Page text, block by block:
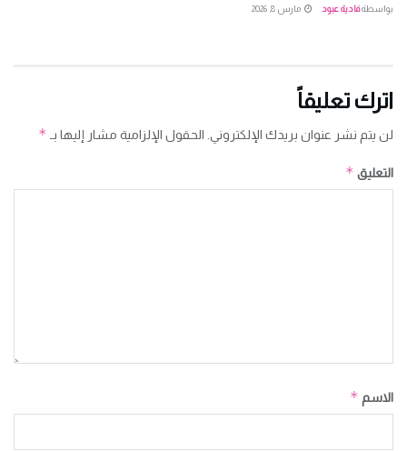
بواسطةفادية عبود مارس 8, 2026
اترك تعليقاً
لن يتم نشر عنوان بريدك الإلكتروني. الحقول الإلزامية مشار إليها بـ *
التعليق *
الاسم *